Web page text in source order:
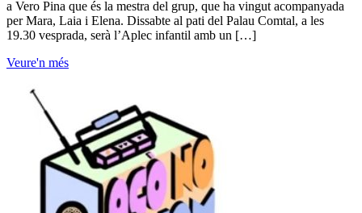
a Vero Pina que és la mestra del grup, que ha vingut acompanyada
per Mara, Laia i Elena. Dissabte al pati del Palau Comtal, a les
19.30 vesprada, serà l’Aplec infantil amb un […]
Veure'n més